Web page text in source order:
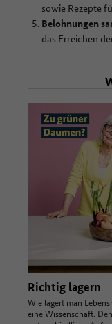
sowie Rezepte
Belohnungen
das Erreichen
Richtig lagern
Wie lagert man
eine Wissenschaft.